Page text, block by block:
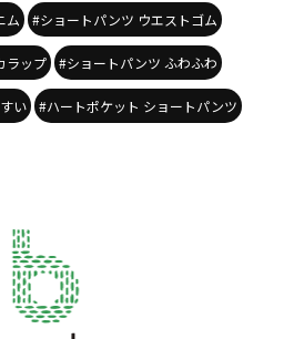
ム #ショートパンツ ウエストゴム
ラップ #ショートパンツ ふわふわ
い #ハートポケット ショートパンツ